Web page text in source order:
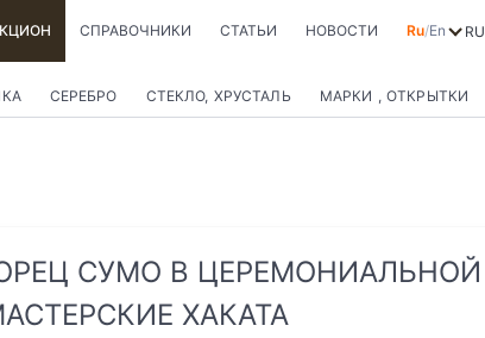
СПРАВОЧНИКИ СТАТЬИ НОВОСТИ Ru/En
СЕРЕБРО СТЕКЛО, ХРУСТАЛЬ МАРКИ , ОТКРЫТКИ
СУМО В
ХАКАТА